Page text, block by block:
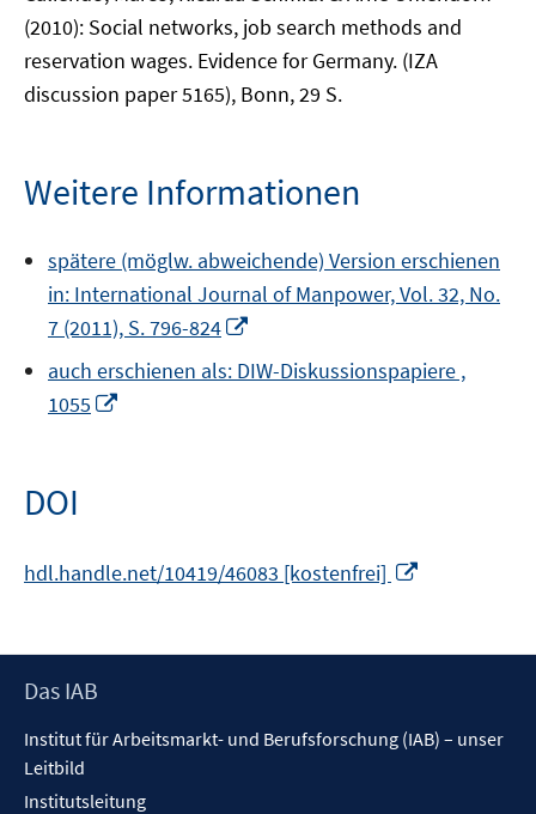
(2010): Social networks, job search methods and
reservation wages. Evidence for Germany. (IZA
discussion paper 5165), Bonn, 29 S.
Weitere Informationen
spätere (möglw. abweichende) Version erschienen
in: International Journal of Manpower, Vol. 32, No.
7 (2011), S. 796-824
Fenster
auch erschienen als: DIW-Diskussionspapiere ,
1055
DOI
hdl.handle.net/10419/46083 [kostenfrei]
öffnen
Footer
Das IAB
Institut für Arbeitsmarkt- und Berufsforschung (IAB) – unser
Leitbild
Institutsleitung